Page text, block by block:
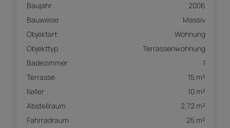
Baujahr
2006
Bauweise
Massiv
Objektart
Wohnung
Objekttyp
Terrassenwohnung
Badezimmer
1
Terrasse
15 m²
Keller
10 m²
Abstellraum
2,72 m²
Fahrradraum
25 m²